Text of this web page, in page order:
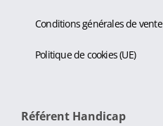
Conditions générales de vente
Politique de cookies (UE)
Référent Handicap